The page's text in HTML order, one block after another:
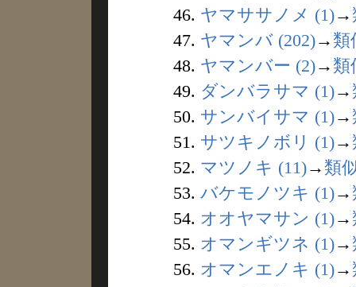
46. ヤマササノメ (1)→
47. ヤマンバ (202)→ 類
48. ヤマンバー (2)→ 類
49. ダンバラサマ (1)→
50. サンバイサマ (1)→
51. サツキノボリ (1)→
52. マツノキ (11)→ 類
53. バケモノツキ (1)→
54. オオヤマサン (1)→
55. オマンギツネ (1)→
56. オマンエノキ (1)→